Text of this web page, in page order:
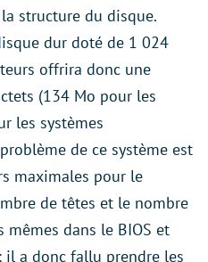
structure du disque.
dur doté de 1 024
offrira donc une
(134 Mo pour les
les systèmes
de ce système est
maximales pour le
de têtes et le nombre
mêmes dans le BIOS et
il a donc fallu prendre les